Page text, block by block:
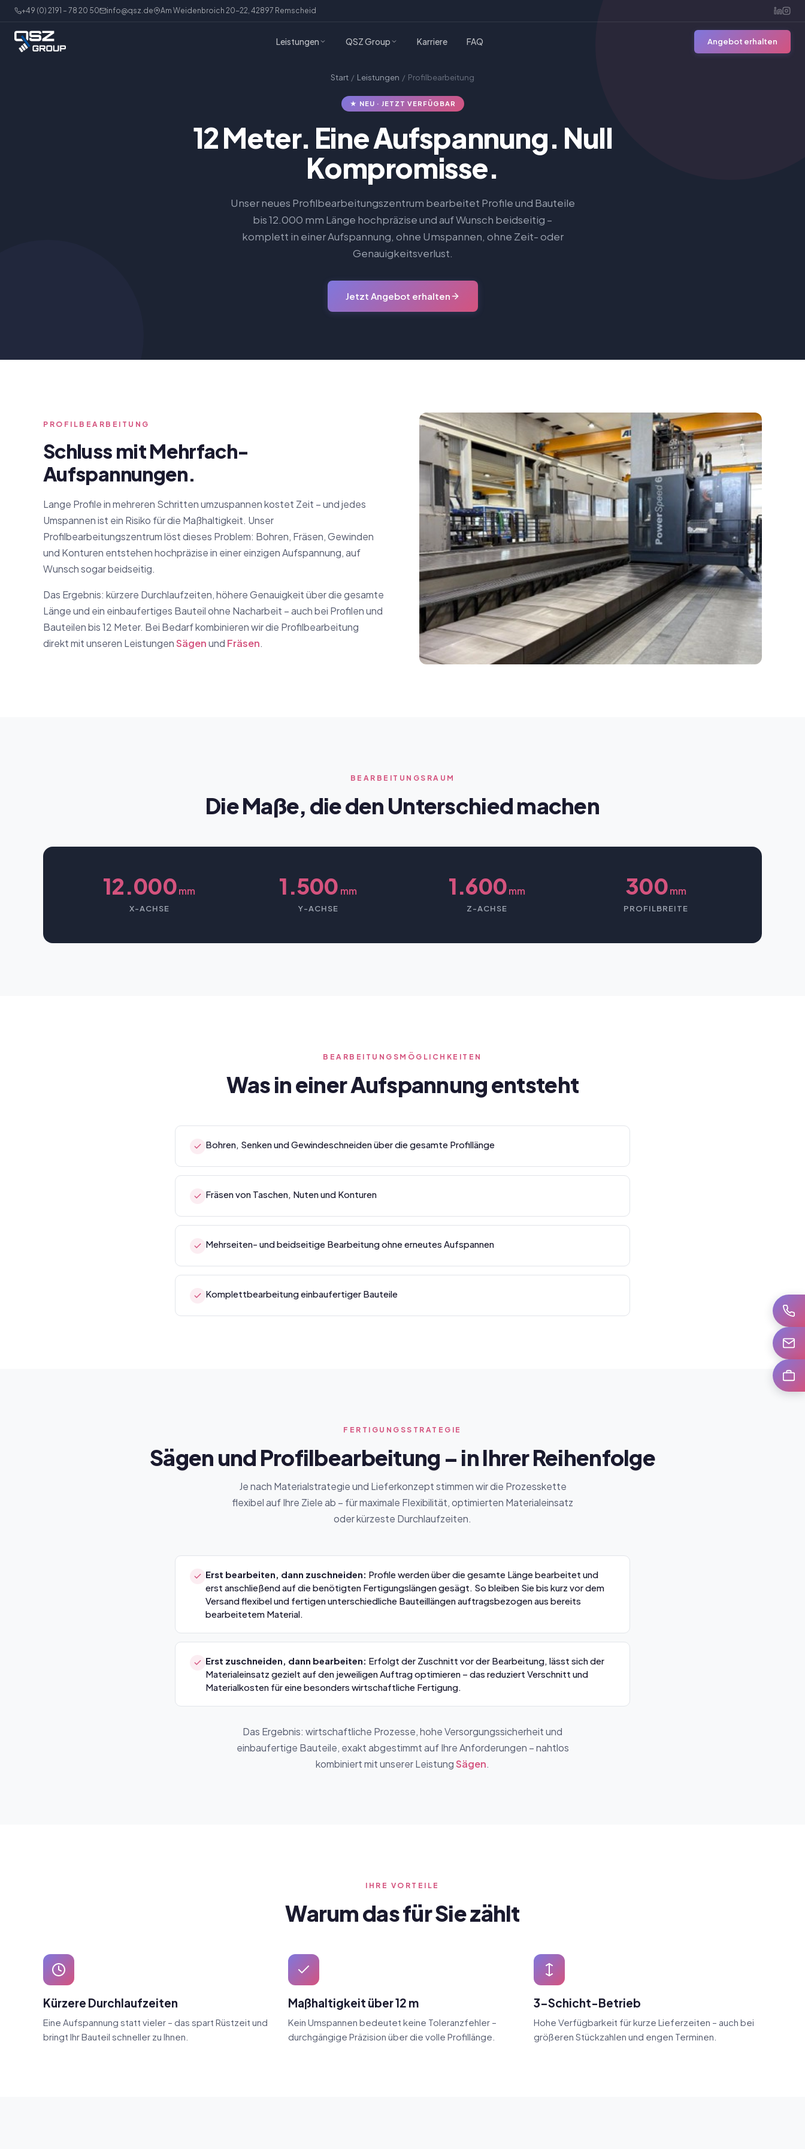
+49 (0) 2191 – 78 20 50 info@qsz.de Am Weidenbroich 20-22, 42897 Remscheid
Leistungen QSZ Group Karriere FAQ Angebot erhalten
Start / Leistungen / Profilbearbeitung
★ NEU · JETZT VERFÜGBAR
12 Meter. Eine Aufspannung. Null
Kompromisse.
Unser neues Profilbearbeitungszentrum bearbeitet Profile und Bauteile
bis 12.000 mm Länge hochpräzise und auf Wunsch beidseitig –
komplett in einer Aufspannung, ohne Umspannen, ohne Zeit- oder
Genauigkeitsverlust.
Jetzt Angebot erhalten
PROFILBEARBEITUNG
Schluss mit Mehrfach-
Aufspannungen.
Lange Profile in mehreren Schritten umzuspannen kostet Zeit – und jedes
Umspannen ist ein Risiko für die Maßhaltigkeit. Unser
Profilbearbeitungszentrum löst dieses Problem: Bohren, Fräsen, Gewinden
und Konturen entstehen hochpräzise in einer einzigen Aufspannung, auf
Wunsch sogar beidseitig.
Das Ergebnis: kürzere Durchlaufzeiten, höhere Genauigkeit über die gesamte
Länge und ein einbaufertiges Bauteil ohne Nacharbeit – auch bei Profilen und
Bauteilen bis 12 Meter. Bei Bedarf kombinieren wir die Profilbearbeitung
direkt mit unseren LeistungenSägenund Fräsen.
BEARBEITUNGSRAUM
Die Maße, die den Unterschied machen
12.000mm
X-ACHSE
1.500 mm
Y-ACHSE
1.600mm
Z-ACHSE
300mm
PROFILBREITE
BEARBEITUNGSMÖGLICHKEITEN
Was in einer Aufspannung entsteht
Bohren, Senken und Gewindeschneiden über die gesamte Profillänge
Fräsen von Taschen, Nuten und Konturen
Mehrseiten- und beidseitige Bearbeitung ohne erneutes Aufspannen
Komplettbearbeitung einbaufertiger Bauteile
FERTIGUNGSSTRATEGIE
Sägen und Profilbearbeitung – in Ihrer Reihenfolge
Je nach Materialstrategie und Lieferkonzept stimmen wir die Prozesskette
flexibel auf Ihre Ziele ab – für maximale Flexibilität, optimierten Materialeinsatz
oder kürzeste Durchlaufzeiten.
Erst bearbeiten, dann zuschneiden: Profile werden über die gesamte Länge bearbeitet und
erst anschließend auf die benötigten Fertigungslängen gesägt. So bleiben Sie bis kurz vor dem
Versand flexibel und fertigen unterschiedliche Bauteillängen auftragsbezogen aus bereits
bearbeitetem Material.
Erst zuschneiden, dann bearbeiten: Erfolgt der Zuschnitt vor der Bearbeitung, lässt sich der
Materialeinsatz gezielt auf den jeweiligen Auftrag optimieren – das reduziert Verschnitt und
Materialkosten für eine besonders wirtschaftliche Fertigung.
Das Ergebnis: wirtschaftliche Prozesse, hohe Versorgungssicherheit und
einbaufertige Bauteile, exakt abgestimmt auf Ihre Anforderungen – nahtlos
kombiniert mit unserer LeistungSägen.
IHRE VORTEILE
Warum das für Sie zählt
Kürzere Durchlaufzeiten
Eine Aufspannung statt vieler – das spart Rüstzeit und
bringt Ihr Bauteil schneller zu Ihnen.
Maßhaltigkeit über 12 m
Kein Umspannen bedeutet keine Toleranzfehler –
durchgängige Präzision über die volle Profillänge.
3-Schicht-Betrieb
Hohe Verfügbarkeit für kurze Lieferzeiten – auch bei
größeren Stückzahlen und engen Terminen.
E-Mail
Karriere